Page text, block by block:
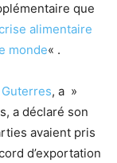
que
alimentaire
monde« .
, a »
a déclaré son
avaient pris
d’exportation